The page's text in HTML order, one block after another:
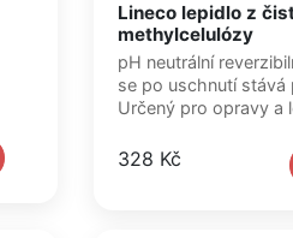
Lineco lepidlo z
methylcelulózy
pH neutrální
se po uschnutí stává
Určený pro opravy a
328 Kč